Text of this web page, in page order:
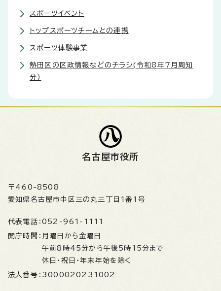
スポーツイベント
トップスポーツチームとの連携
スポーツ体験事業
熱田区の区政情報などのチラシ(令和8年7月周知
分）
名古屋市役所
〒460-8508
愛知県名古屋市中区三の丸三丁目1番1号
代表電話： 052-961-1111
開庁時間： 月曜日から金曜日
午前8時45分から午後5時15分まで
休日・祝日・年末年始を除く
法人番号： 3000020231002